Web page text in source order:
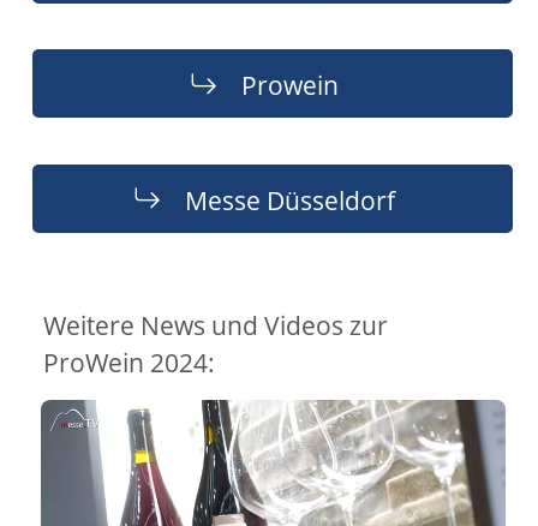
Prowein
Messe Düsseldorf
Weitere News und Videos zur
ProWein 2024: